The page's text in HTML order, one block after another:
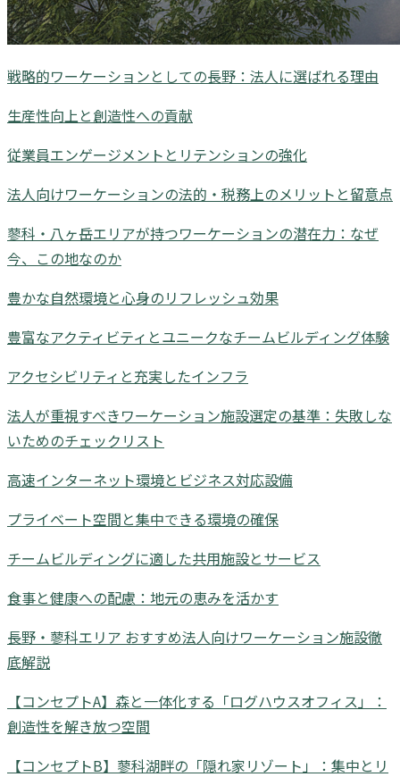
戦略的ワーケーションとしての長野：法人に選ばれる理由
生産性向上と創造性への貢献
従業員エンゲージメントとリテンションの強化
法人向けワーケーションの法的・税務上のメリットと留意点
蓼科・八ヶ岳エリアが持つワーケーションの潜在力：なぜ
今、この地なのか
豊かな自然環境と心身のリフレッシュ効果
豊富なアクティビティとユニークなチームビルディング体験
アクセシビリティと充実したインフラ
法人が重視すべきワーケーション施設選定の基準：失敗しな
いためのチェックリスト
高速インターネット環境とビジネス対応設備
プライベート空間と集中できる環境の確保
チームビルディングに適した共用施設とサービス
食事と健康への配慮：地元の恵みを活かす
長野・蓼科エリア おすすめ法人向けワーケーション施設徹
底解説
【コンセプトA】森と一体化する「ログハウスオフィス」：
創造性を解き放つ空間
【コンセプトB】蓼科湖畔の「隠れ家リゾート」：集中とリ